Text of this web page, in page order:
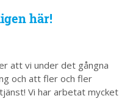
här!
att vi under det gångna
och att fler och fler
Vi har arbetat mycket